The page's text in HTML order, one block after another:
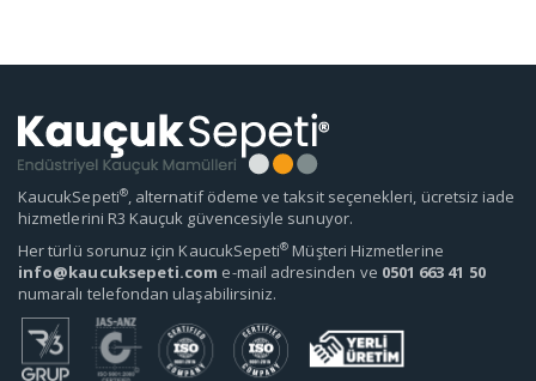
KaucukSepeti®, alternatif ödeme ve taksit seçenekleri, ücretsiz iade
hizmetlerini R3 Kauçuk güvencesiyle sunuyor.
Her türlü sorunuz için KaucukSepeti® Müşteri Hizmetlerine
info@kaucuksepeti.com e-mail adresinden ve 0501 663 41 50
numaralı telefondan ulaşabilirsiniz.